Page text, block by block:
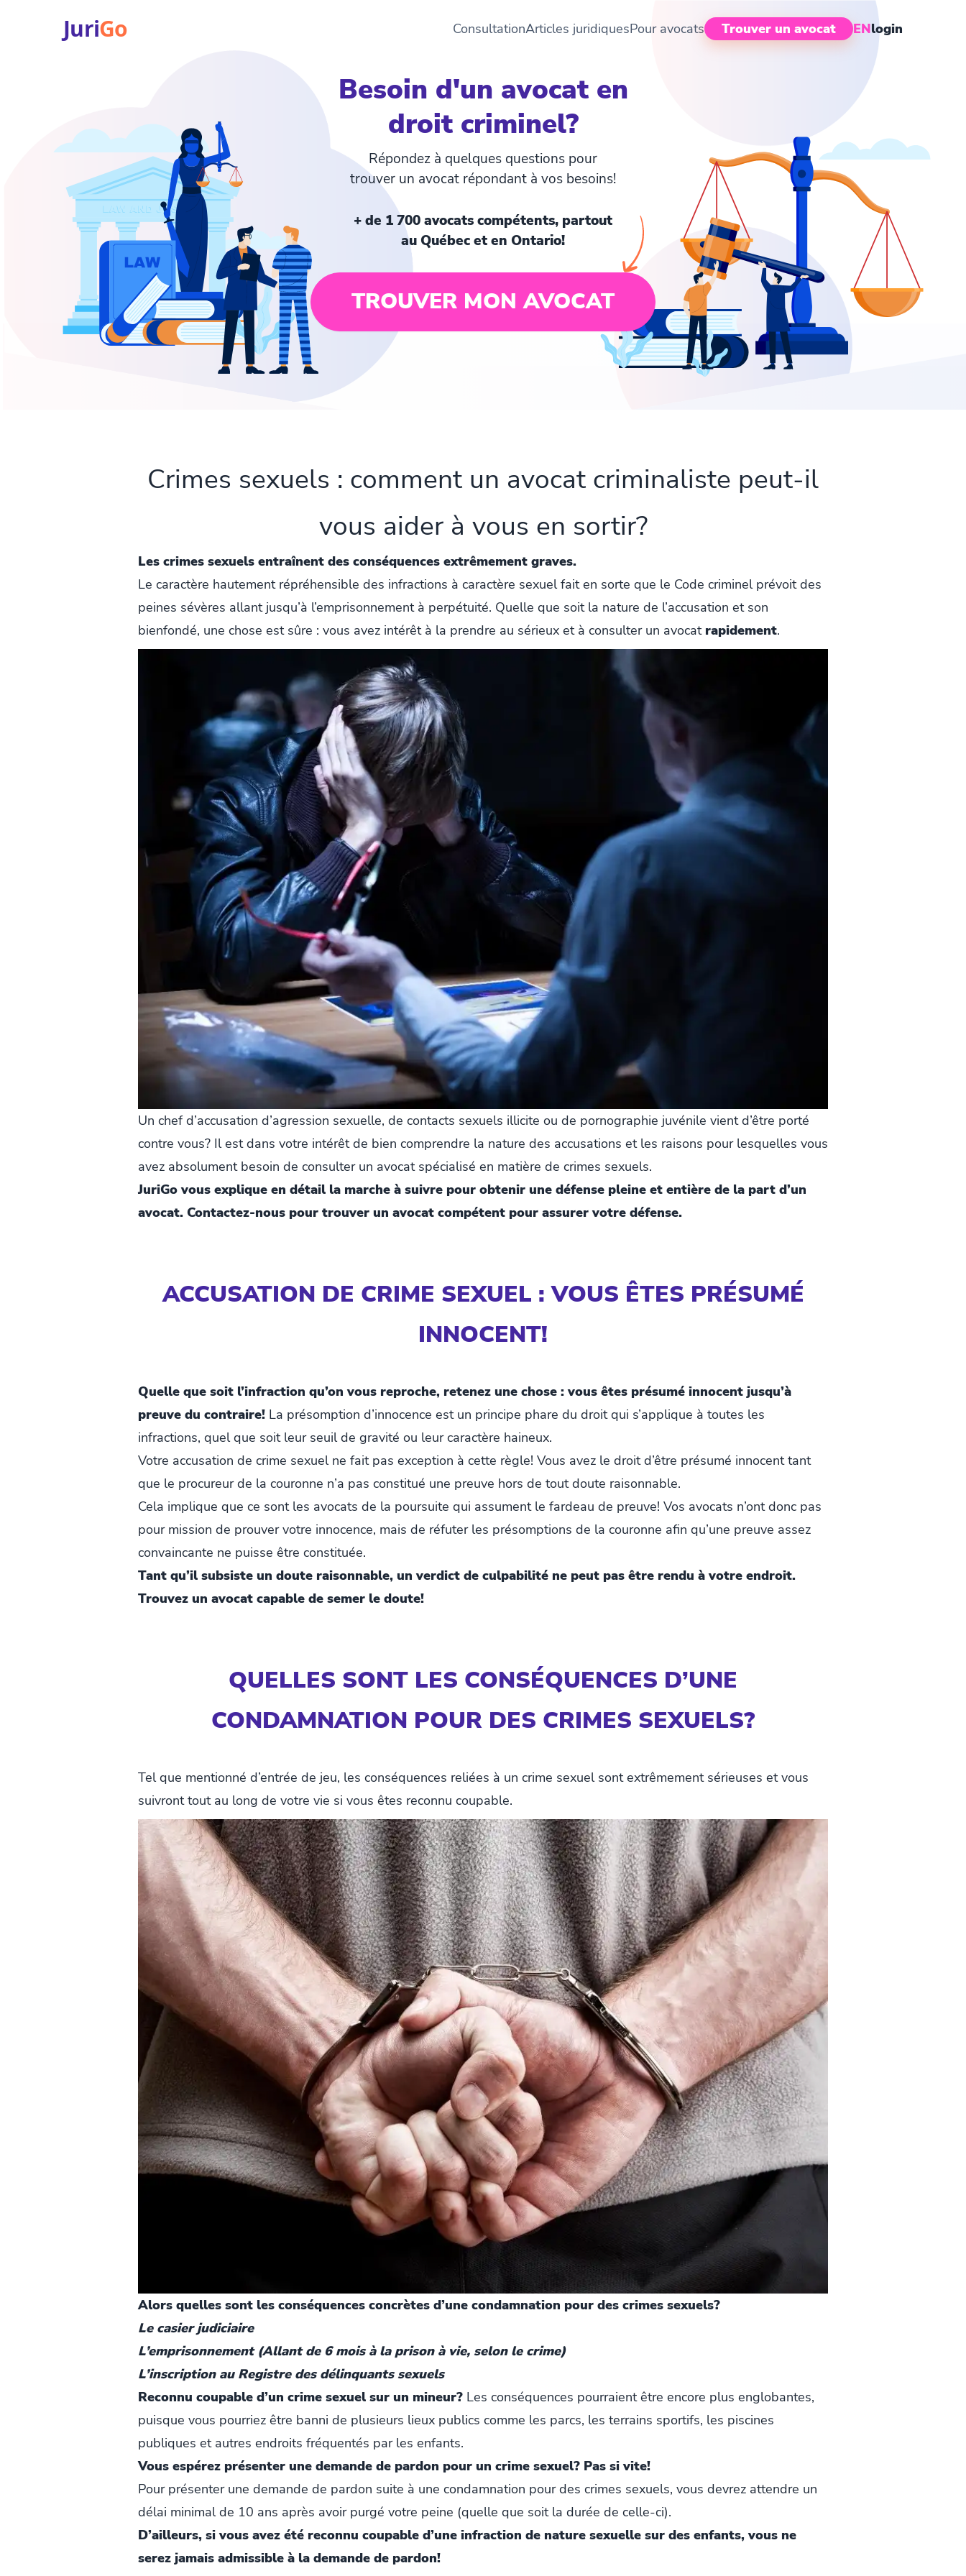
JuriGo ConsultationArticles juridiquesPour avocats Trouver un avocat ENlogin
Besoin d'un avocat en
droit criminel?
Répondez à quelques questions pour
trouver un avocat répondant à vos besoins!
+ de 1 700 avocats compétents, partout
au Québec et en Ontario!
TROUVER MON AVOCAT
Crimes sexuels : comment un avocat criminaliste peut-il
vous aider à vous en sortir?
Les crimes sexuels entraînent des conséquences extrêmement graves.
Le caractère hautement répréhensible des infractions à caractère sexuel fait en sorte que le Code criminel prévoit des
peines sévères allant jusqu’à l’emprisonnement à perpétuité. Quelle que soit la nature de l’accusation et son
bienfondé, une chose est sûre : vous avez intérêt à la prendre au sérieux et à consulter un avocat rapidement.
Un chef d’accusation d’agression sexuelle, de contacts sexuels illicite ou de pornographie juvénile vient d’être porté
contre vous? Il est dans votre intérêt de bien comprendre la nature des accusations et les raisons pour lesquelles vous
avez absolument besoin de consulter un avocat spécialisé en matière de crimes sexuels.
JuriGo vous explique en détail la marche à suivre pour obtenir une défense pleine et entière de la part d’un
avocat. Contactez-nous pour trouver un avocat compétent pour assurer votre défense.
ACCUSATION DE CRIME SEXUEL : VOUS ÊTES PRÉSUMÉ
INNOCENT!
Quelle que soit l’infraction qu’on vous reproche, retenez une chose : vous êtes présumé innocent jusqu’à
preuve du contraire! La présomption d’innocence est un principe phare du droit qui s’applique à toutes les
infractions, quel que soit leur seuil de gravité ou leur caractère haineux.
Votre accusation de crime sexuel ne fait pas exception à cette règle! Vous avez le droit d’être présumé innocent tant
que le procureur de la couronne n’a pas constitué une preuve hors de tout doute raisonnable.
Cela implique que ce sont les avocats de la poursuite qui assument le fardeau de preuve! Vos avocats n’ont donc pas
pour mission de prouver votre innocence, mais de réfuter les présomptions de la couronne afin qu’une preuve assez
convaincante ne puisse être constituée.
Tant qu’il subsiste un doute raisonnable, un verdict de culpabilité ne peut pas être rendu à votre endroit.
Trouvez un avocat capable de semer le doute!
QUELLES SONT LES CONSÉQUENCES D’UNE
CONDAMNATION POUR DES CRIMES SEXUELS?
Tel que mentionné d’entrée de jeu, les conséquences reliées à un crime sexuel sont extrêmement sérieuses et vous
suivront tout au long de votre vie si vous êtes reconnu coupable.
Alors quelles sont les conséquences concrètes d’une condamnation pour des crimes sexuels?
Le casier judiciaire
L’emprisonnement (Allant de 6 mois à la prison à vie, selon le crime)
L’inscription au Registre des délinquants sexuels
Reconnu coupable d’un crime sexuel sur un mineur? Les conséquences pourraient être encore plus englobantes,
puisque vous pourriez être banni de plusieurs lieux publics comme les parcs, les terrains sportifs, les piscines
publiques et autres endroits fréquentés par les enfants.
Vous espérez présenter une demande de pardon pour un crime sexuel? Pas si vite!
Pour présenter une demande de pardon suite à une condamnation pour des crimes sexuels, vous devrez attendre un
délai minimal de 10 ans après avoir purgé votre peine (quelle que soit la durée de celle-ci).
D’ailleurs, si vous avez été reconnu coupable d’une infraction de nature sexuelle sur des enfants, vous ne
serez jamais admissible à la demande de pardon!